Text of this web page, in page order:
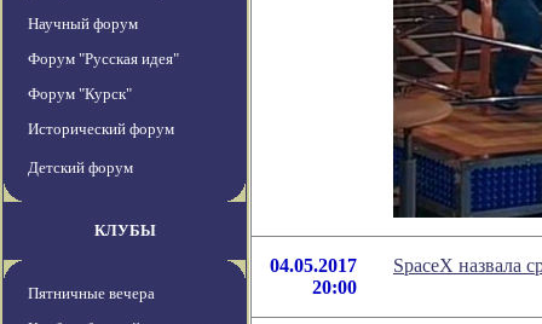
Научный форум
Форум "Русская идея"
Форум "Курск"
Исторический форум
Детский форум
КЛУБЫ
Пятничные вечера
04.05.2017
20:00
SpaceX назвала